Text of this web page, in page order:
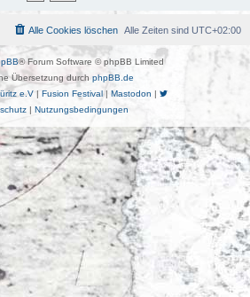
Alle Zeiten sind UTC+02:00
Alle Cookies löschen
® Forum Software © phpBB Limited
Übersetzung durch phpBB.de
e.V | Fusion Festival| Mastodon |
| Nutzungsbedingungen